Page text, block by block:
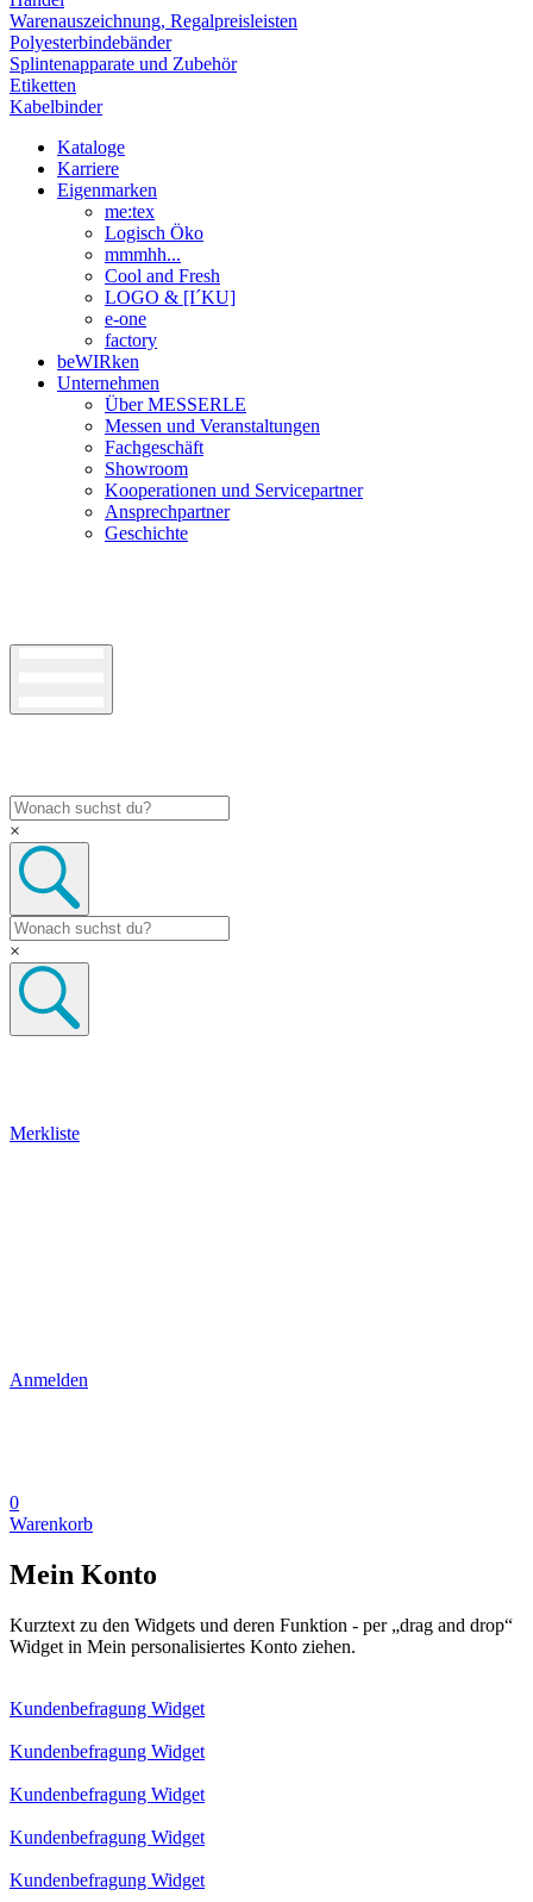
Warenauszeichnung, Regalpreisleisten
Polyesterbindebänder
Splintenapparate und Zubehör
Etiketten
Kabelbinder
Kataloge
Karriere
Eigenmarken
me:tex
Logisch Öko
mmmhh...
Cool and Fresh
LOGO & [I´KU]
e-one
factory
beWIRken
Unternehmen
Über MESSERLE
Messen und Veranstaltungen
Fachgeschäft
Showroom
Kooperationen und Servicepartner
Ansprechpartner
Geschichte
×
×
Merkliste
Anmelden
0
Warenkorb
Mein Konto
Kurztext zu den Widgets und deren Funktion - per „drag and drop“
Widget in Mein personalisiertes Konto ziehen.
Kundenbefragung Widget
Kundenbefragung Widget
Kundenbefragung Widget
Kundenbefragung Widget
Kundenbefragung Widget